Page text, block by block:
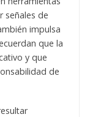
señales de
impulsa
que la
y que
de